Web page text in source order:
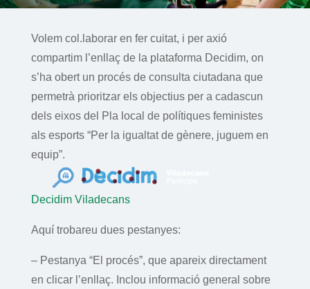
Volem col.laborar en fer cuitat, i per axió
compartim l’enllaç de la plataforma Decidim, on
s’ha obert un procés de consulta ciutadana que
permetrà prioritzar els objectius per a cadascun
dels eixos del Pla local de polítiques feministes
als esports “Per la igualtat de gènere, juguem en
equip”.
Decidim Viladecans
Aquí trobareu dues pestanyes:
– Pestanya “El procés”, que apareix directament
en clicar l’enllaç. Inclou informació general sobre